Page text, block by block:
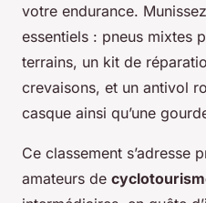
votre endurance.
essentiels : pneus mixtes
terrains, un kit de
crevaisons, et un antivol
casque ainsi qu’une
Ce classement s’adresse
amateurs de